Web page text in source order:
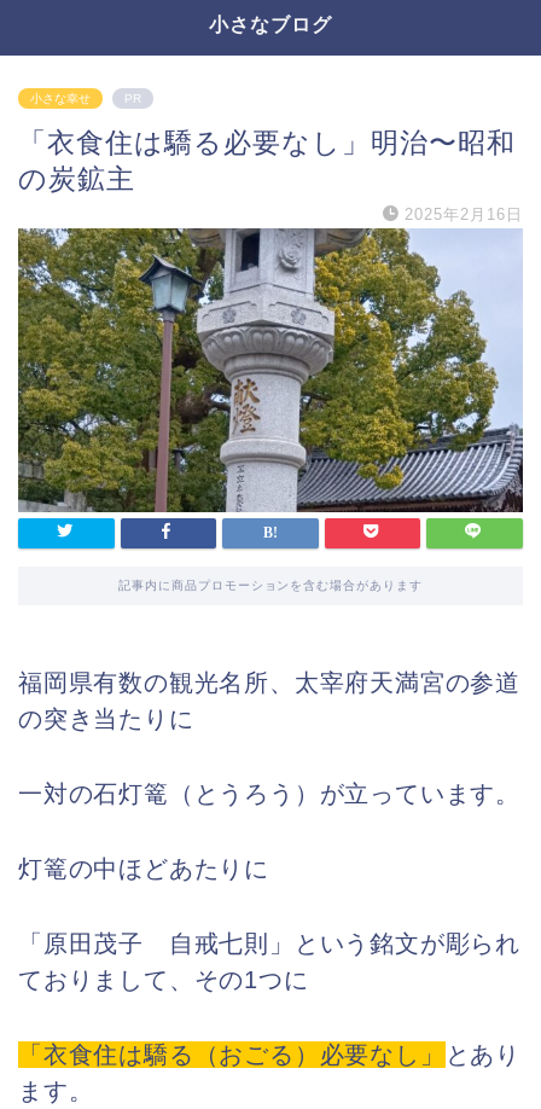
小さなブログ
小さな幸せ PR
「衣食住は驕る必要なし」明治〜昭和
の炭鉱主
2025年2月16日
記事内に商品プロモーションを含む場合があります
福岡県有数の観光名所、太宰府天満宮の参道
の突き当たりに
一対の石灯篭（とうろう）が立っています。
灯篭の中ほどあたりに
「原田茂子 自戒七則」という銘文が彫られ
ておりまして、その1つに
「衣食住は驕る（おごる）必要なし」
とあり
ます。